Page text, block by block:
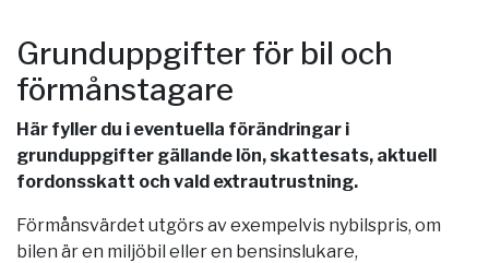
Grunduppgifter för bil och
förmånstagare
Här fyller du i eventuella förändringar i
grunduppgifter gällande lön, skattesats, aktuell
fordonsskatt och vald extrautrustning.
Förmånsvärdet utgörs av exempelvis nybilspris, om
bilen är en miljöbil eller en bensinslukare,